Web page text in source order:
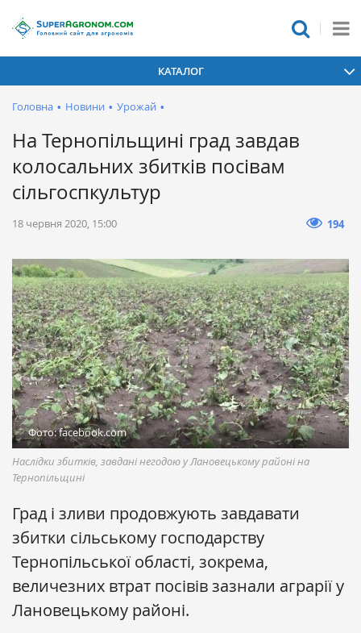
КАТАЛОГ
Головна • Новини • Урожай •
На Тернопільщині град завдав
колосальних збитків посівам
сільгоспкультур
18 червня 2020, 15:00 194
Фото: facebook.com
Наслідки збитків, завдані негодою у Лановецькому районі на
Тернопільщині
Град і зливи продовжують завдавати
збитки сільському господарству
Тернопільської області, зокрема,
величезних втрат посівів зазнали аграрії у
Лановецькому районі.